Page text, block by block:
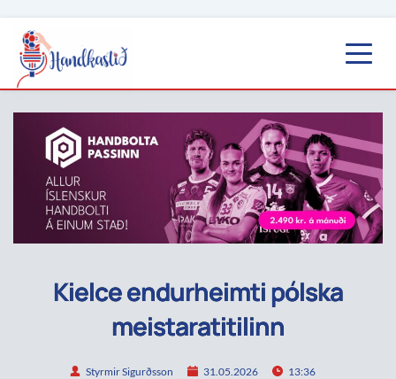
Kielce endurheimti pólska
meistaratitilinn
Styrmir Sigurðsson 31.05.2026 13:36